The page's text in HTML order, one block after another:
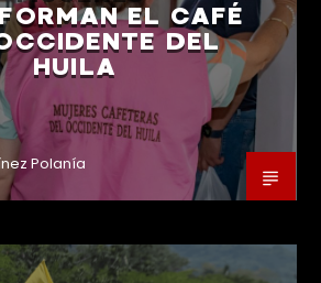
EL CAFÉ
DEL
HUILA
Polanía